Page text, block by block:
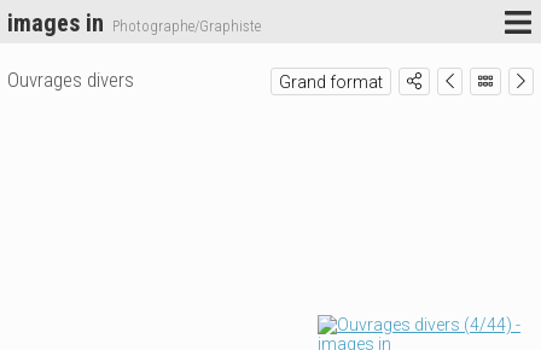
images in Photographe/Graphiste
Grand format
Ouvrages divers